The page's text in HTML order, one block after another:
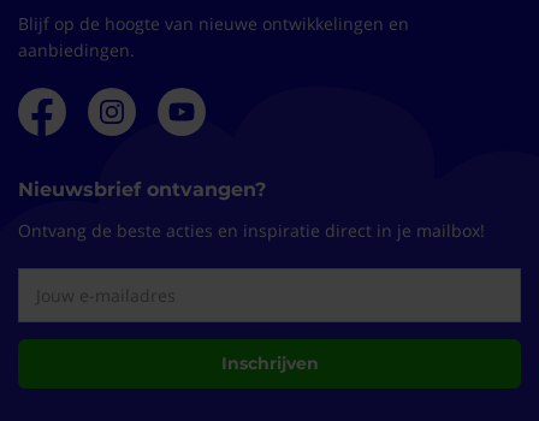
Blijf op de hoogte van nieuwe ontwikkelingen en
aanbiedingen.
Nieuwsbrief ontvangen?
Ontvang de beste acties en inspiratie direct in je mailbox!
Inschrijven